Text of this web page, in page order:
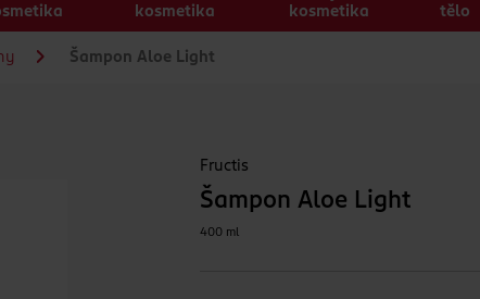
kosmetika
kosmetika
tělo
Šampon Aloe Light
Fructis
Šampon Aloe Light
400 ml